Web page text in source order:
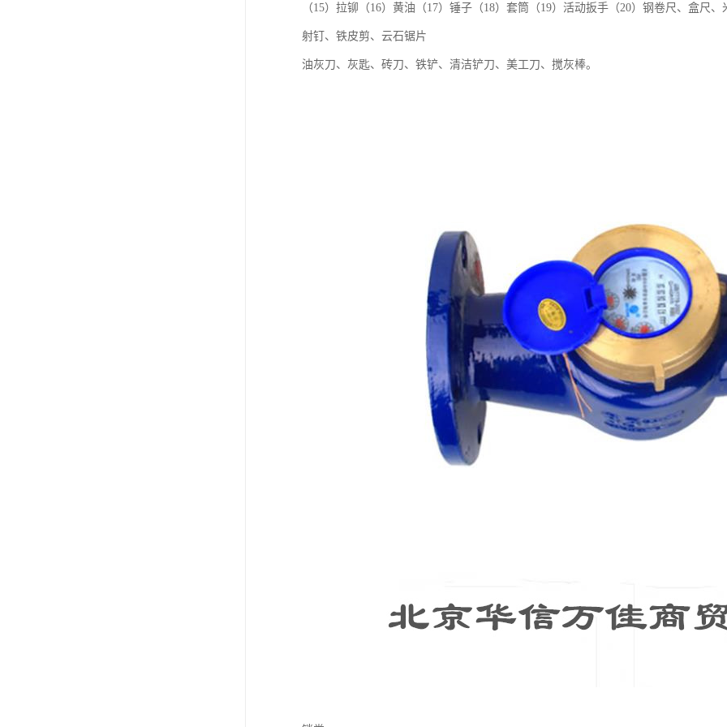
（15）拉铆（16）黄油（17）锤子（18）套筒（19）活动扳手（20）钢卷尺、盒尺、
射钉、铁皮剪、云石锯片
油灰刀、灰匙、砖刀、铁铲、清洁铲刀、美工刀、搅灰棒。